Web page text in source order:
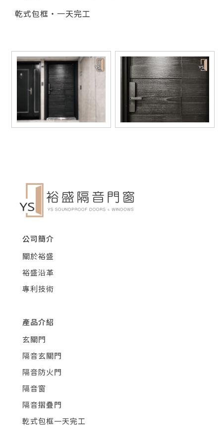
乾式包框‧一天完工
公司簡介
關於裕盛
裕盛沿革
專利技術
產品介紹
玄關門
隔音玄關門
隔音防火門
隔音窗
隔音摺疊門
乾式包框一天完工